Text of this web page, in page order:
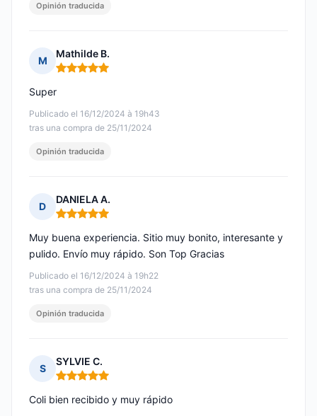
Opinión traducida
M
Mathilde B.
Nota: 5 de 5
Publicado el 16/12/2024 à 19h43
tras una compra de 25/11/2024
Super
Opinión traducida
D
DANIELA A.
Nota: 5 de 5
Publicado el 16/12/2024 à 19h22
tras una compra de 25/11/2024
Muy buena experiencia. Sitio muy bonito, interesante y
pulido. Envío muy rápido. Son Top Gracias
Opinión traducida
S
SYLVIE C.
Nota: 5 de 5
Coli bien recibido y muy rápido